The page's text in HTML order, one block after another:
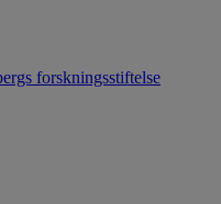
forskningsstiftelse